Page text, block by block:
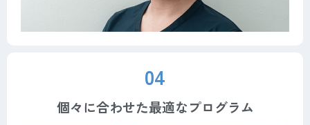
04
個々に合わせた最適なプログラム